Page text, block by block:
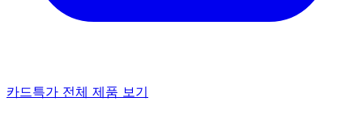
카드특가 전체 제품 보기